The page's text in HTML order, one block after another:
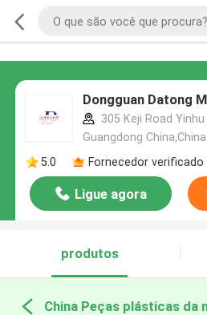
Dongguan Datong
305 Keji Road
Guangdong China,China
5.0
Fornecedor verificado
Ligue agora
produtos